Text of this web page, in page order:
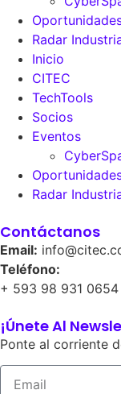
Radar
Inicio
CITEC
TechTools
Socios
Eventos
Radar
Contáctanos
Email:
Teléfono:
+ 593 98 931 0654
¡Únete Al
Ponte al corriente